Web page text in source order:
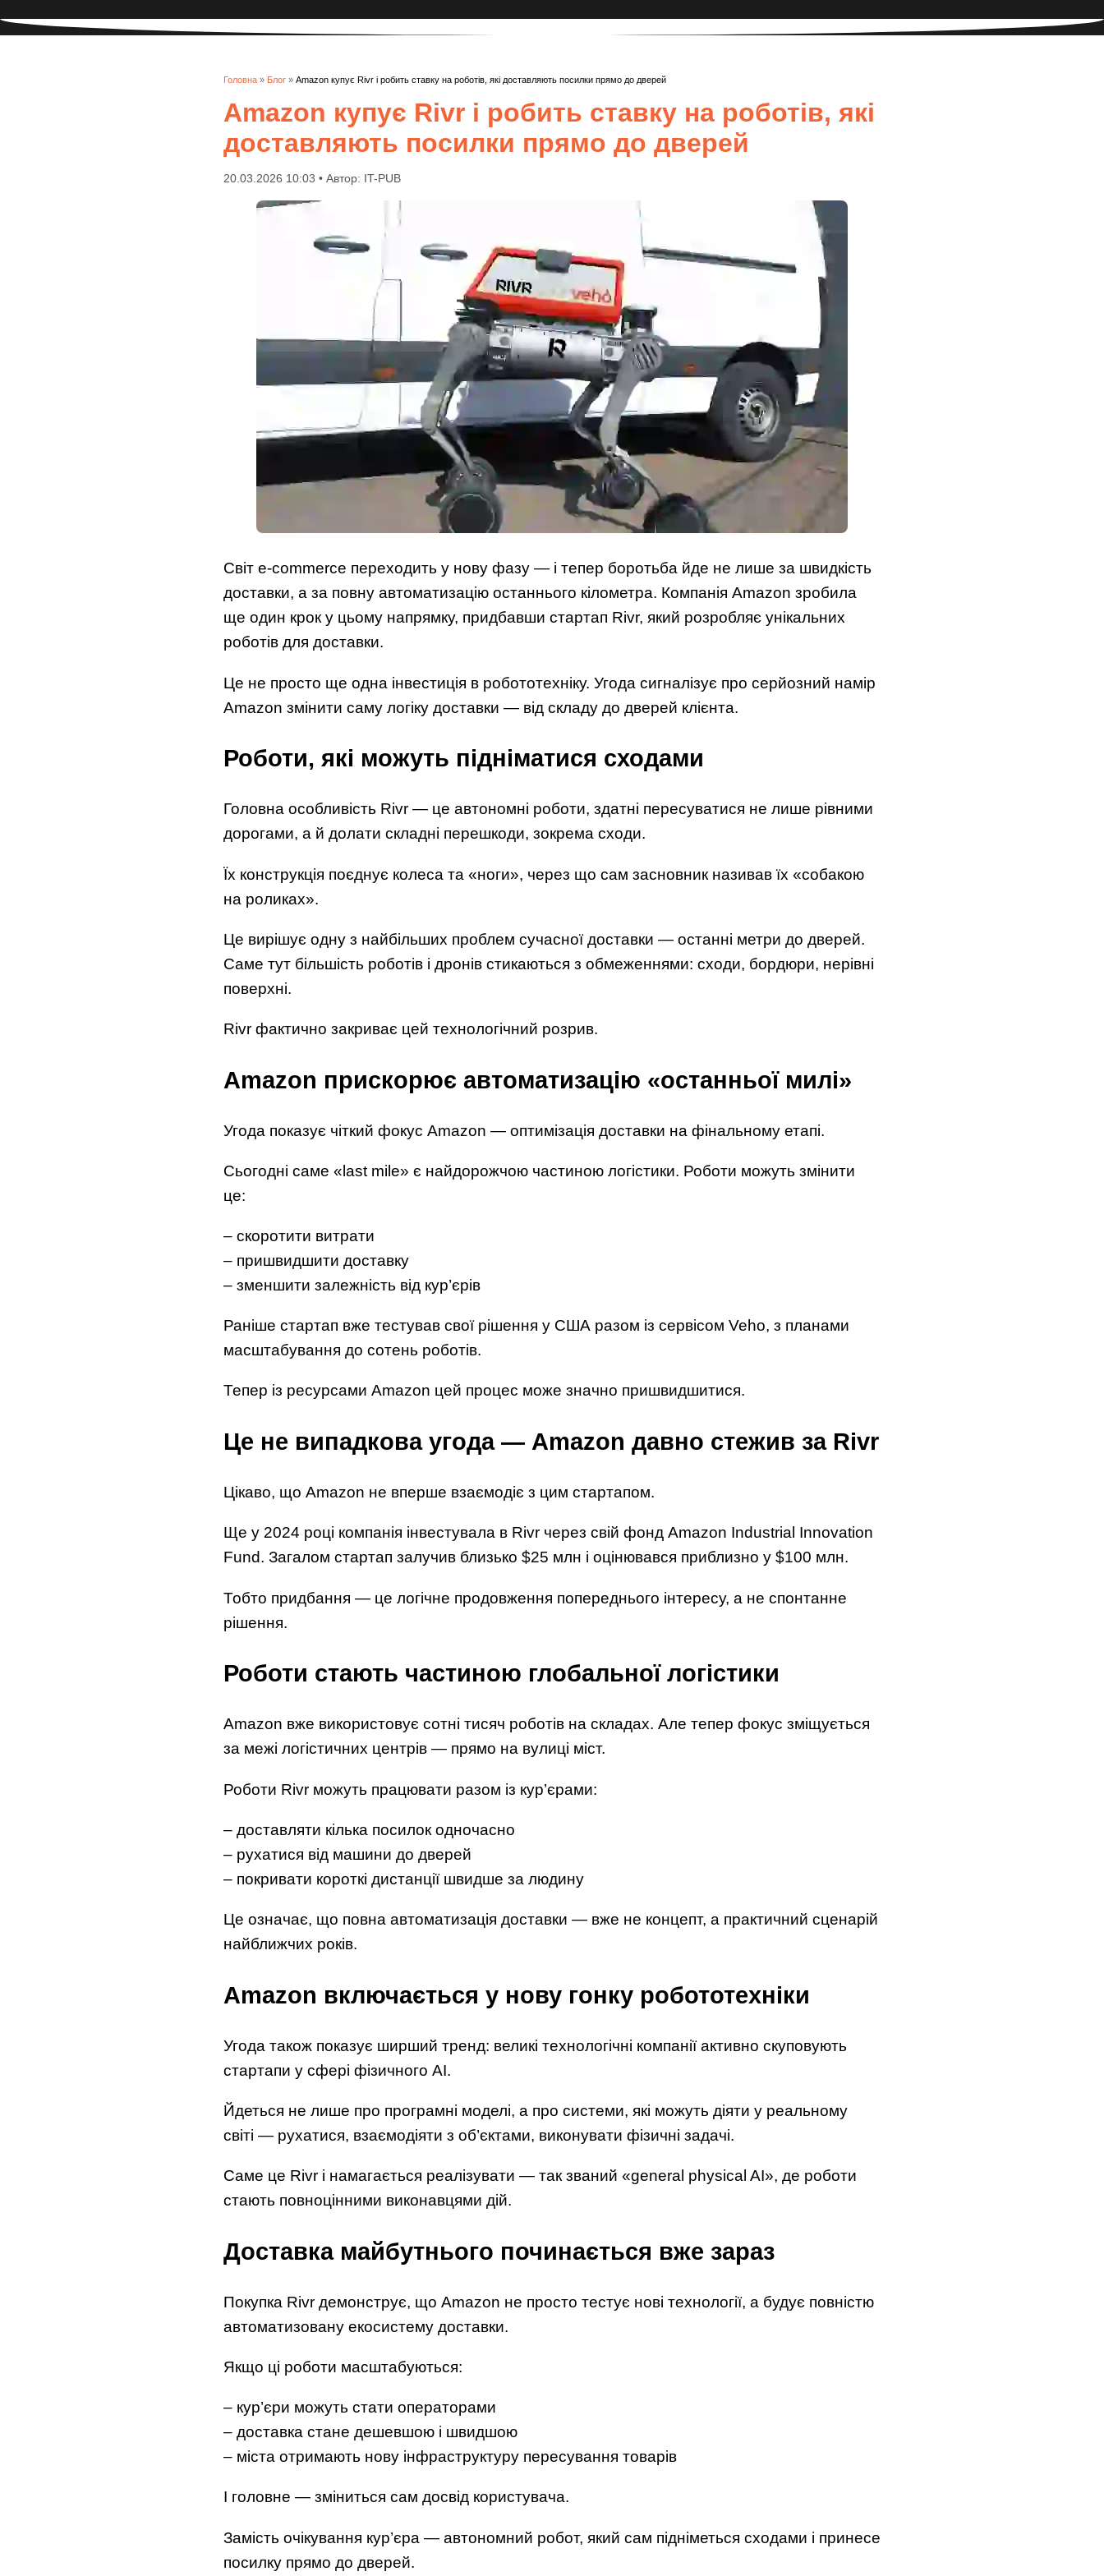
Головна » Блог » Amazon купує Rivr і робить ставку на роботів, які доставляють посилки прямо до дверей
Amazon купує Rivr і робить ставку на роботів, які
доставляють посилки прямо до дверей
20.03.2026 10:03 • Автор: IT-PUB
Світ e-commerce переходить у нову фазу — і тепер боротьба йде не лише за швидкість
доставки, а за повну автоматизацію останнього кілометра. Компанія Amazon зробила
ще один крок у цьому напрямку, придбавши стартап Rivr, який розробляє унікальних
роботів для доставки.
Це не просто ще одна інвестиція в робототехніку. Угода сигналізує про серйозний намір
Amazon змінити саму логіку доставки — від складу до дверей клієнта.
Роботи, які можуть підніматися сходами
Головна особливість Rivr — це автономні роботи, здатні пересуватися не лише рівними
дорогами, а й долати складні перешкоди, зокрема сходи.
Їх конструкція поєднує колеса та «ноги», через що сам засновник називав їх «собакою
на роликах».
Це вирішує одну з найбільших проблем сучасної доставки — останні метри до дверей.
Саме тут більшість роботів і дронів стикаються з обмеженнями: сходи, бордюри, нерівні
поверхні.
Rivr фактично закриває цей технологічний розрив.
Amazon прискорює автоматизацію «останньої милі»
Угода показує чіткий фокус Amazon — оптимізація доставки на фінальному етапі.
Сьогодні саме «last mile» є найдорожчою частиною логістики. Роботи можуть змінити
це:
– скоротити витрати
– пришвидшити доставку
– зменшити залежність від кур’єрів
Раніше стартап вже тестував свої рішення у США разом із сервісом Veho, з планами
масштабування до сотень роботів.
Тепер із ресурсами Amazon цей процес може значно пришвидшитися.
Це не випадкова угода — Amazon давно стежив за Rivr
Цікаво, що Amazon не вперше взаємодіє з цим стартапом.
Ще у 2024 році компанія інвестувала в Rivr через свій фонд Amazon Industrial Innovation
Fund. Загалом стартап залучив близько $25 млн і оцінювався приблизно у $100 млн.
Тобто придбання — це логічне продовження попереднього інтересу, а не спонтанне
рішення.
Роботи стають частиною глобальної логістики
Amazon вже використовує сотні тисяч роботів на складах. Але тепер фокус зміщується
за межі логістичних центрів — прямо на вулиці міст.
Роботи Rivr можуть працювати разом із кур’єрами:
– доставляти кілька посилок одночасно
– рухатися від машини до дверей
– покривати короткі дистанції швидше за людину
Це означає, що повна автоматизація доставки — вже не концепт, а практичний сценарій
найближчих років.
Amazon включається у нову гонку робототехніки
Угода також показує ширший тренд: великі технологічні компанії активно скуповують
стартапи у сфері фізичного AI.
Йдеться не лише про програмні моделі, а про системи, які можуть діяти у реальному
світі — рухатися, взаємодіяти з об’єктами, виконувати фізичні задачі.
Саме це Rivr і намагається реалізувати — так званий «general physical AI», де роботи
стають повноцінними виконавцями дій.
Доставка майбутнього починається вже зараз
Покупка Rivr демонструє, що Amazon не просто тестує нові технології, а будує повністю
автоматизовану екосистему доставки.
Якщо ці роботи масштабуються:
– кур’єри можуть стати операторами
– доставка стане дешевшою і швидшою
– міста отримають нову інфраструктуру пересування товарів
І головне — зміниться сам досвід користувача.
Замість очікування кур’єра — автономний робот, який сам підніметься сходами і принесе
посилку прямо до дверей.